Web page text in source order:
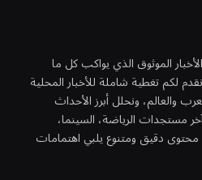
الموثوق الذي يواكب كل ما
لكم تغطية شاملة للأخبار المحلية
والعالم، ونحلل أبرز الأحداث
مستجدات الرياضة، السينما،
محتوى دقيق ومتنوع يلبي اهتمامات